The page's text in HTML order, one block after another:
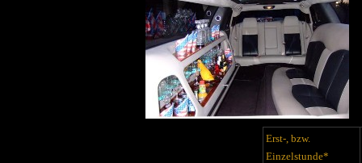
Erst-, bzw.
Einzelstunde*